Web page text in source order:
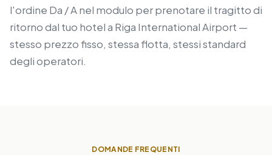
l'ordine Da / A nel modulo per prenotare il tragitto di
ritorno dal tuo hotel a Riga International Airport —
stesso prezzo fisso, stessa flotta, stessi standard
degli operatori.
DOMANDE FREQUENTI